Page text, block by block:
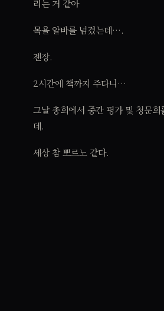
리는 거 같아
목욜 알바를 넘겼는데….
젠장.
2시간에 책까지 주다니…
그날 총회에서 중간 평가 및 청문
데.
세상 참 뽀르노 같다.